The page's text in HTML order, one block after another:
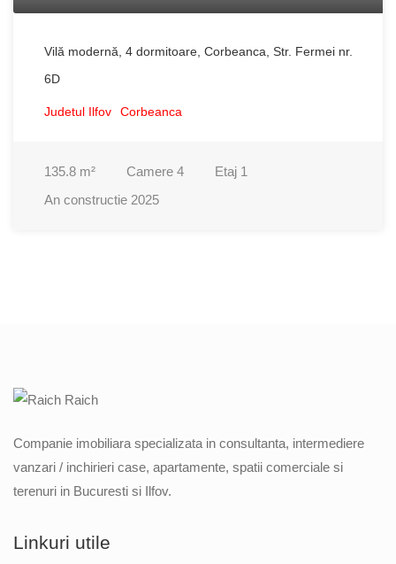
Vilă modernă, 4 dormitoare, Corbeanca, Str. Fermei nr.
6D
Judetul Ilfov Corbeanca
135.8 m² Camere 4 Etaj 1
An constructie 2025
Companie imobiliara specializata in consultanta, intermediere
vanzari / inchirieri case, apartamente, spatii comerciale si
terenuri in Bucuresti si Ilfov.
Linkuri utile